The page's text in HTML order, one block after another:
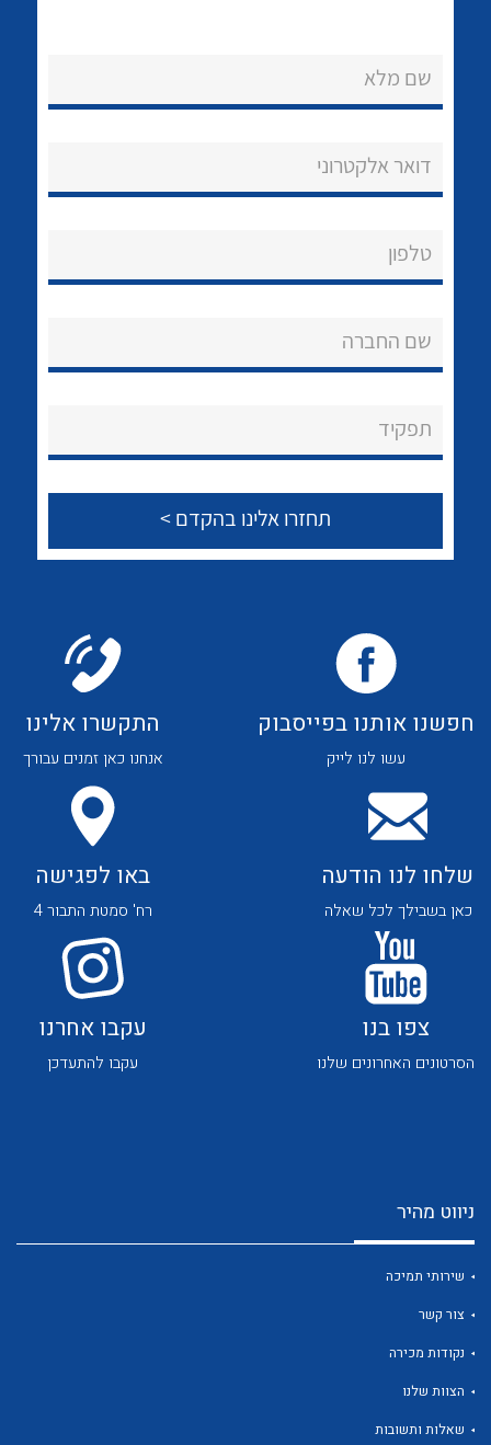
נקודות מכירה
About Ateka Ltd.
צור קשר
לכל מוצרי היצרן
לכל מוצרי היצרן לכל מוצרי היצרן
לכל מוצרי היצרן
לכל מוצרי היצרן לכל מוצרי היצרן
לכל מוצרי היצרן
שם מלא
דואר אלקטרוני
טלפון
שם החברה
תפקיד
חפשנו אותנו בפייסבוק
עשו לנו לייק
התקשרו אלינו
אנחנו כאן זמנים עבורך
שלחו לנו הודעה
כאן בשבילך לכל שאלה
באו לפגישה
רח' סמטת התבור 4
צפו בנו
הסרטונים האחרונים שלנו
עקבו אחרנו
עקבו להתעדכן
ניווט מהיר
שירותי תמיכה
צור קשר
נקודות מכירה
הצוות שלנו
שאלות ותשובות